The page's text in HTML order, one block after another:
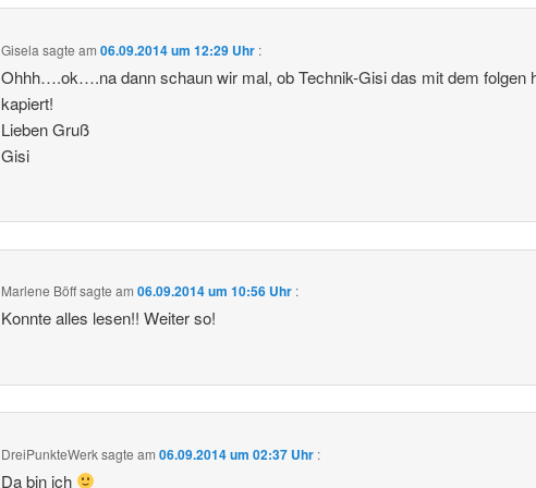
Gisela sagte am06.09.2014 um 12:29 Uhr :
Ohhh….ok….na dann schaun wir mal, ob Technik-Gisi das mit dem folgen
kapiert!
Lieben Gruß
Gisi
Marlene Böffsagte am06.09.2014 um 10:56 Uhr :
Konnte alles lesen!! Weiter so!
DreiPunkteWerksagte am06.09.2014 um 02:37 Uhr :
Da bin ich